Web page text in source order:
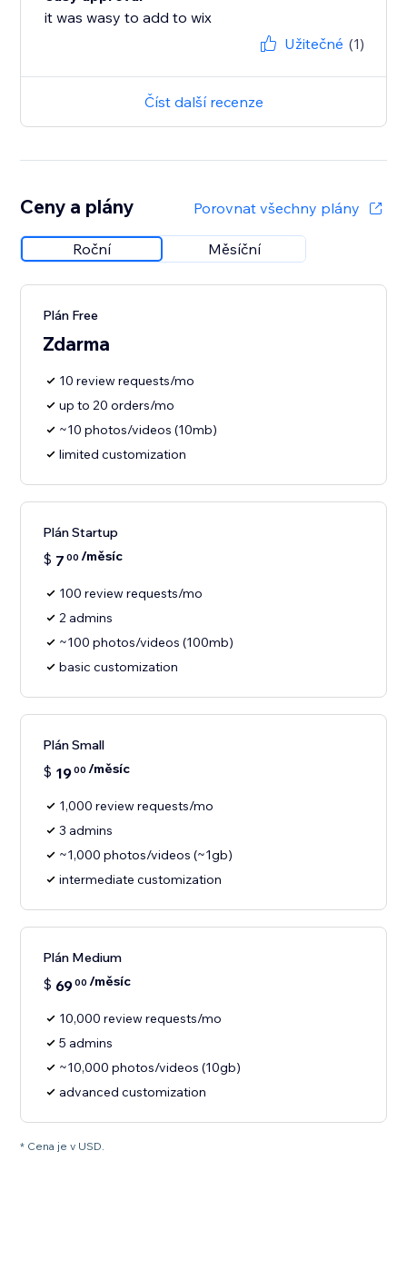
it was wasy to add to wix
Užitečné (1)
Číst další recenze
Ceny a plány Porovnat všechny plány
Roční Měsíční
Plán Free
Zdarma
10 review requests/mo
up to 20 orders/mo
~10 photos/videos (10mb)
limited customization
Plán Startup
$ 7 00 /měsíc
100 review requests/mo
2 admins
~100 photos/videos (100mb)
basic customization
Plán Small
$ 1900 /měsíc
1,000 review requests/mo
3 admins
~1,000 photos/videos (~1gb)
intermediate customization
Plán Medium
$ 6900 /měsíc
10,000 review requests/mo
5 admins
~10,000 photos/videos (10gb)
advanced customization
* Cena je v USD.